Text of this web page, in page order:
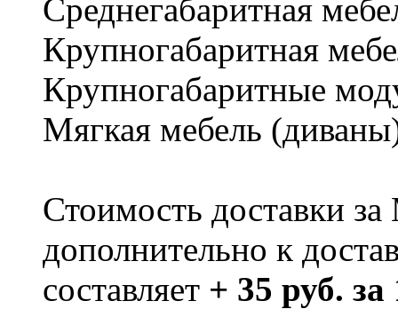
Cреднегабаритная
Крупногабаритная
Крупногабаритные
Мягкая мебель
Стоимость доставки
дополнительно к
составляет + 35 руб.